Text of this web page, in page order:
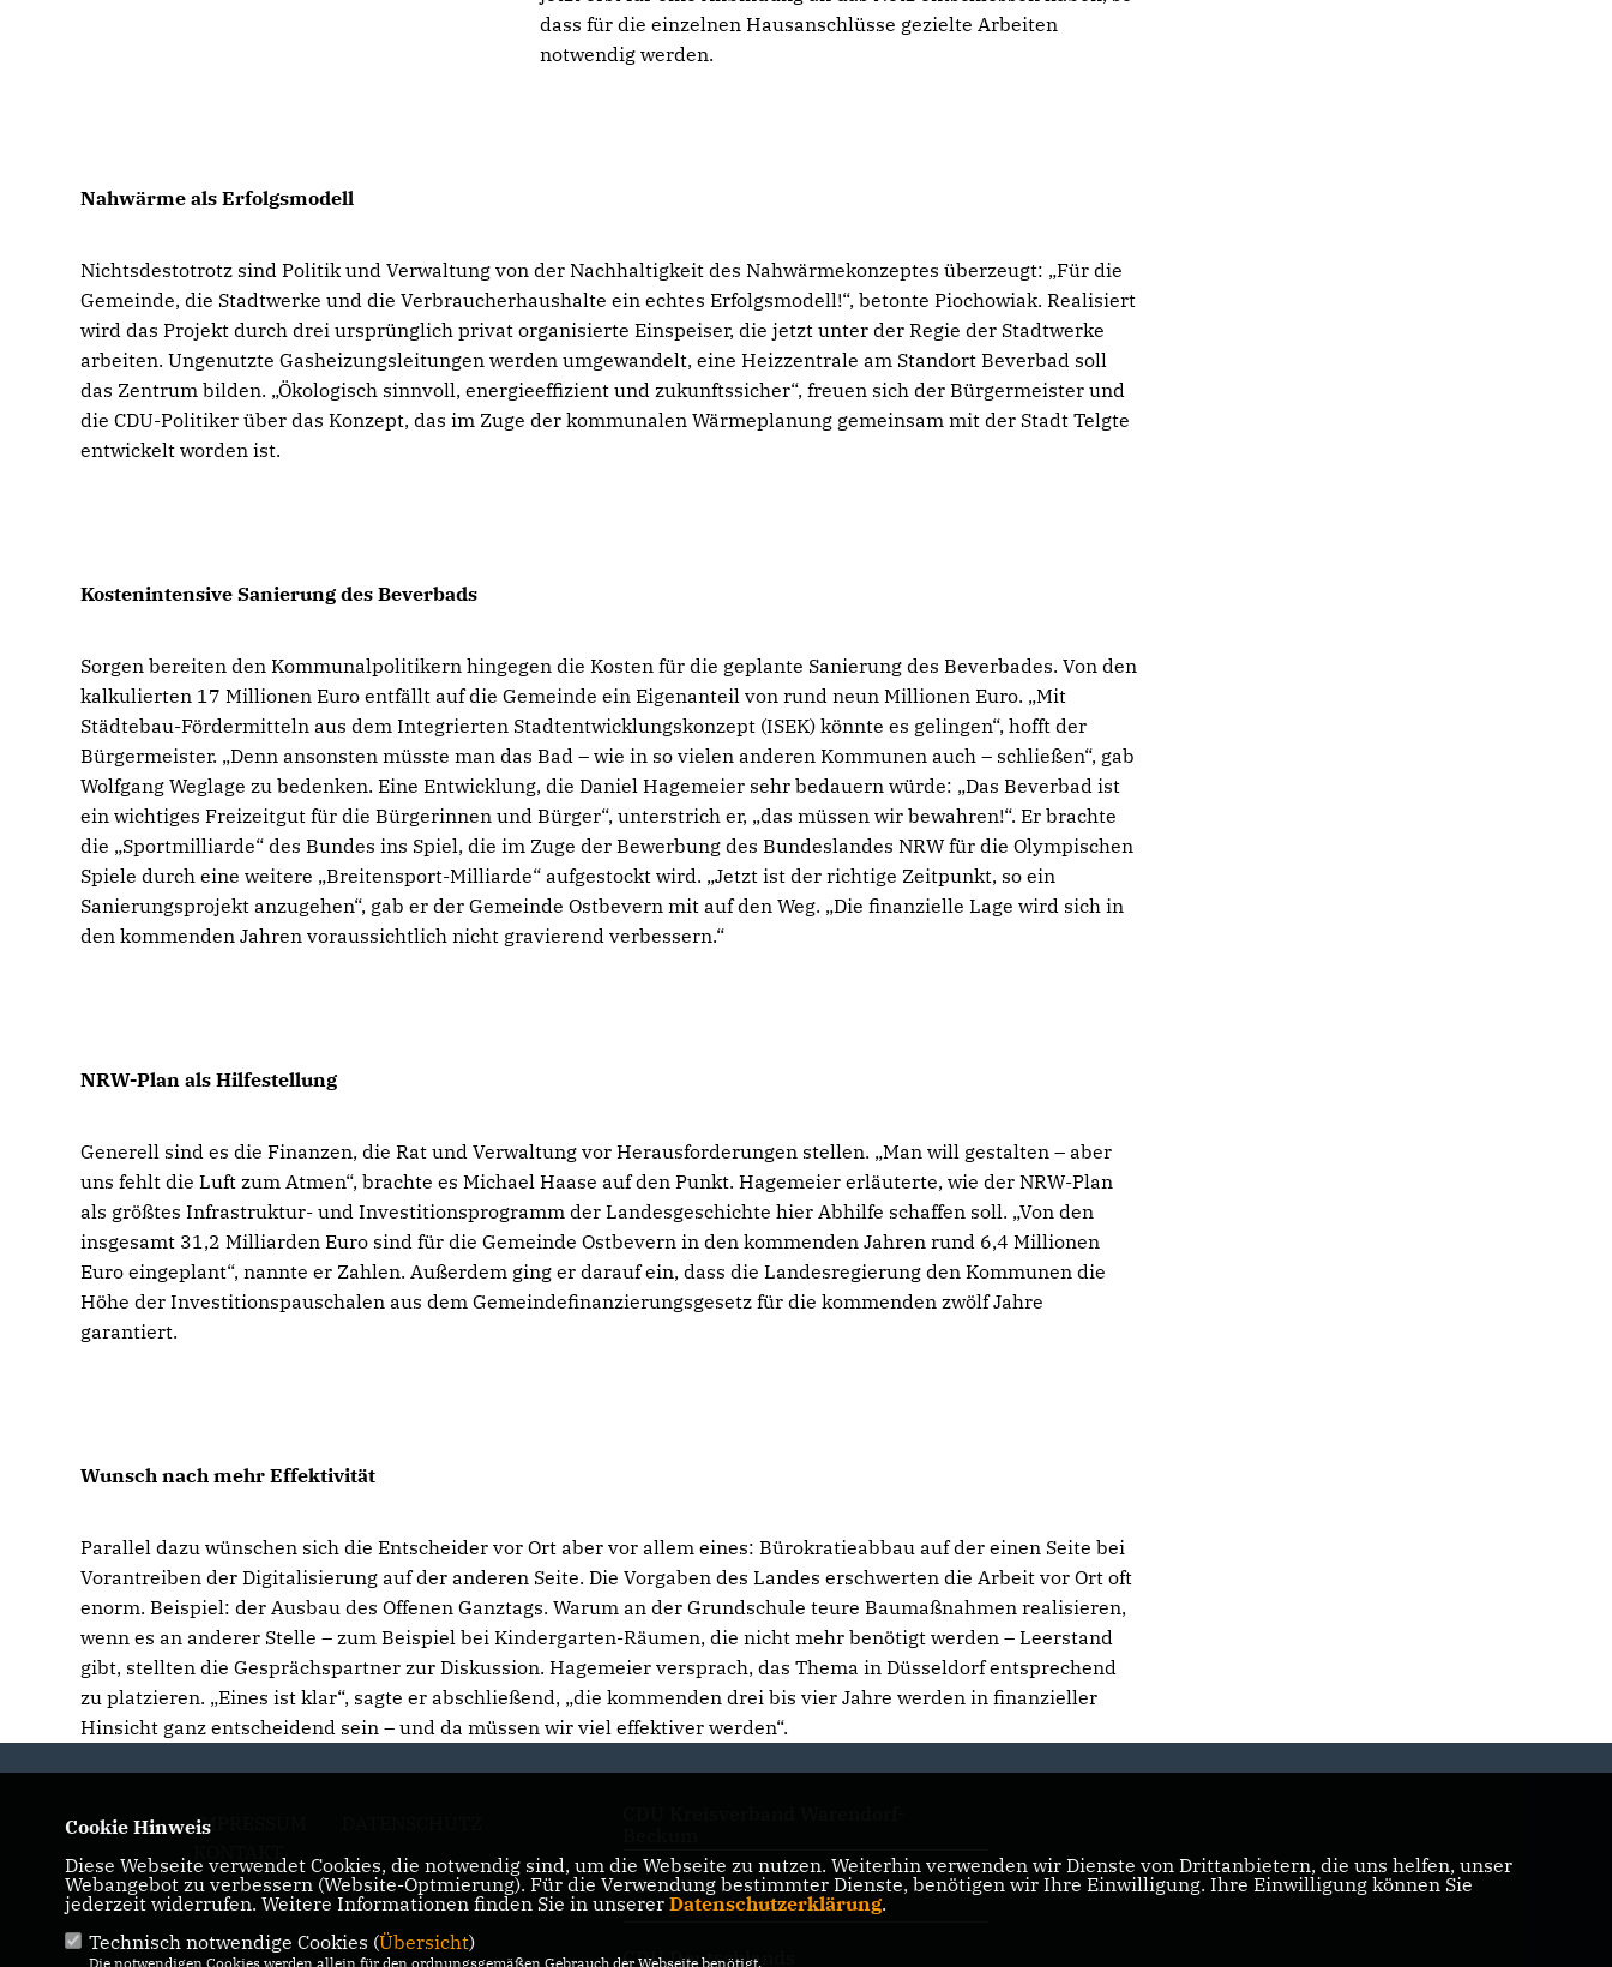
dass für die einzelnen Hausanschlüsse gezielte Arbeiten
notwendig werden.
Nahwärme als Erfolgsmodell
Nichtsdestotrotz sind Politik und Verwaltung von der Nachhaltigkeit des Nahwärmekonzeptes überzeugt: „Für die
Gemeinde, die Stadtwerke und die Verbraucherhaushalte ein echtes Erfolgsmodell!“, betonte Piochowiak. Realisiert
wird das Projekt durch drei ursprünglich privat organisierte Einspeiser, die jetzt unter der Regie der Stadtwerke
arbeiten. Ungenutzte Gasheizungsleitungen werden umgewandelt, eine Heizzentrale am Standort Beverbad soll
das Zentrum bilden. „Ökologisch sinnvoll, energieeffizient und zukunftssicher“, freuen sich der Bürgermeister und
die CDU-Politiker über das Konzept, das im Zuge der kommunalen Wärmeplanung gemeinsam mit der Stadt Telgte
entwickelt worden ist.
Kostenintensive Sanierung des Beverbads
Sorgen bereiten den Kommunalpolitikern hingegen die Kosten für die geplante Sanierung des Beverbades. Von den
kalkulierten 17 Millionen Euro entfällt auf die Gemeinde ein Eigenanteil von rund neun Millionen Euro. „Mit
Städtebau-Fördermitteln aus dem Integrierten Stadtentwicklungskonzept (ISEK) könnte es gelingen“, hofft der
Bürgermeister. „Denn ansonsten müsste man das Bad – wie in so vielen anderen Kommunen auch – schließen“, gab
Wolfgang Weglage zu bedenken. Eine Entwicklung, die Daniel Hagemeier sehr bedauern würde: „Das Beverbad ist
ein wichtiges Freizeitgut für die Bürgerinnen und Bürger“, unterstrich er, „das müssen wir bewahren!“. Er brachte
die „Sportmilliarde“ des Bundes ins Spiel, die im Zuge der Bewerbung des Bundeslandes NRW für die Olympischen
Spiele durch eine weitere „Breitensport-Milliarde“ aufgestockt wird. „Jetzt ist der richtige Zeitpunkt, so ein
Sanierungsprojekt anzugehen“, gab er der Gemeinde Ostbevern mit auf den Weg. „Die finanzielle Lage wird sich in
den kommenden Jahren voraussichtlich nicht gravierend verbessern.“
NRW-Plan als Hilfestellung
Generell sind es die Finanzen, die Rat und Verwaltung vor Herausforderungen stellen. „Man will gestalten – aber
uns fehlt die Luft zum Atmen“, brachte es Michael Haase auf den Punkt. Hagemeier erläuterte, wie der NRW-Plan
als größtes Infrastruktur- und Investitionsprogramm der Landesgeschichte hier Abhilfe schaffen soll. „Von den
insgesamt 31,2 Milliarden Euro sind für die Gemeinde Ostbevern in den kommenden Jahren rund 6,4 Millionen
Euro eingeplant“, nannte er Zahlen. Außerdem ging er darauf ein, dass die Landesregierung den Kommunen die
Höhe der Investitionspauschalen aus dem Gemeindefinanzierungsgesetz für die kommenden zwölf Jahre
garantiert.
Wunsch nach mehr Effektivität
Parallel dazu wünschen sich die Entscheider vor Ort aber vor allem eines: Bürokratieabbau auf der einen Seite bei
Vorantreiben der Digitalisierung auf der anderen Seite. Die Vorgaben des Landes erschwerten die Arbeit vor Ort oft
enorm. Beispiel: der Ausbau des Offenen Ganztags. Warum an der Grundschule teure Baumaßnahmen realisieren,
wenn es an anderer Stelle – zum Beispiel bei Kindergarten-Räumen, die nicht mehr benötigt werden – Leerstand
gibt, stellten die Gesprächspartner zur Diskussion. Hagemeier versprach, das Thema in Düsseldorf entsprechend
zu platzieren. „Eines ist klar“, sagte er abschließend, „die kommenden drei bis vier Jahre werden in finanzieller
Hinsicht ganz entscheidend sein – und da müssen wir viel effektiver werden“.
IMPRESSUM
KONTAKT
CDU NRW
CDU Deutschlands
Cookie Hinweis
Diese Webseite verwendet Cookies, die notwendig sind, um die Webseite zu nutzen. Weiterhin verwenden wir Dienste von Drittanbietern, die uns helfen, unser
Webangebot zu verbessern (Website-Optmierung). Für die Verwendung bestimmter Dienste, benötigen wir Ihre Einwilligung. Ihre Einwilligung können Sie
jederzeit widerrufen. Weitere Informationen finden Sie in unserer Datenschutzerklärung.
Technisch notwendige Cookies (Übersicht)
Die notwendigen Cookies werden allein für den ordnungsgemäßen Gebrauch der Webseite benötigt.